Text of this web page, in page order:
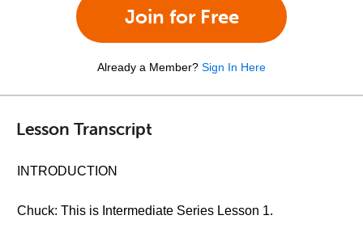
Join for Free
Already a Member? Sign In Here
Lesson Transcript
INTRODUCTION
Chuck: This is Intermediate Series Lesson 1.